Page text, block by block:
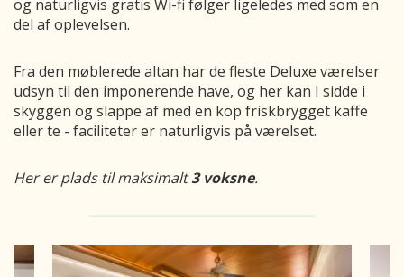
og naturligvis gratis Wi-fi følger ligeledes med som en
del af oplevelsen.
Fra den møblerede altan har de fleste Deluxe værelser
udsyn til den imponerende have, og her kan I sidde i
skyggen og slappe af med en kop friskbrygget kaffe
eller te - faciliteter er naturligvis på værelset.
Her er plads til maksimalt3 voksne.